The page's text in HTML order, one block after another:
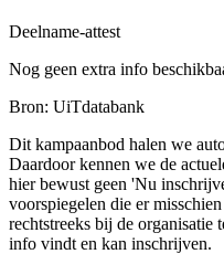
Deelname-attest
Nog geen extra info
Bron: UiTdatabank
Dit kampaanbod halen we
Daardoor kennen we de
hier bewust geen 'Nu
voorspiegelen die er
rechtstreeks bij de organisatie
info vindt en kan inschrijven.